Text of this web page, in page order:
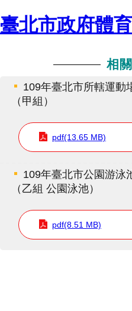
臺北市政府體
相
109年臺北市所轄運動
（甲組）
pdf(13.65 MB)
109年臺北市公園游泳
（乙組 公園泳池）
pdf(8.51 MB)